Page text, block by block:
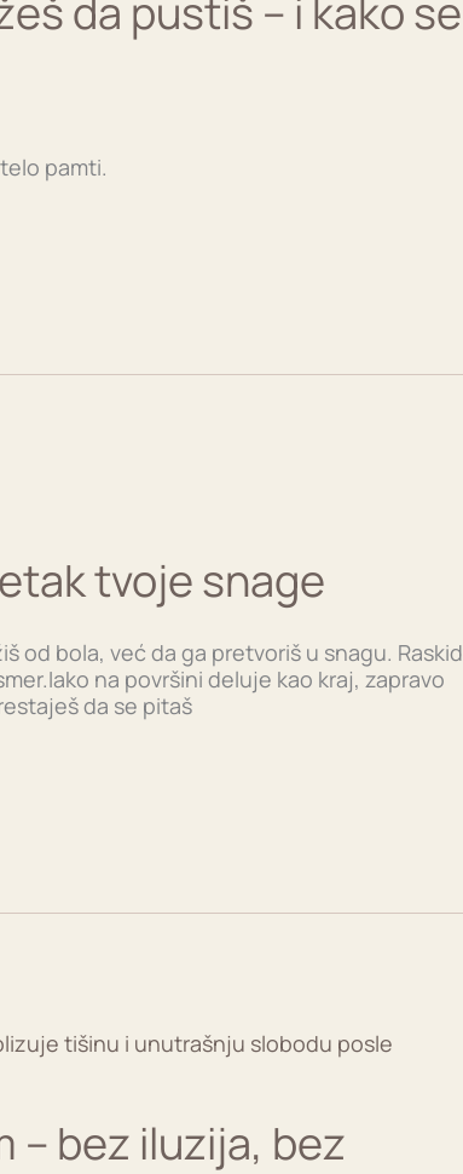
da pustiš – i kako se
pamti.
tvoje snage
od bola, već da ga pretvoriš u snagu. Raskid
na površini deluje kao kraj, zapravo
da se pitaš
– bez iluzija, bez